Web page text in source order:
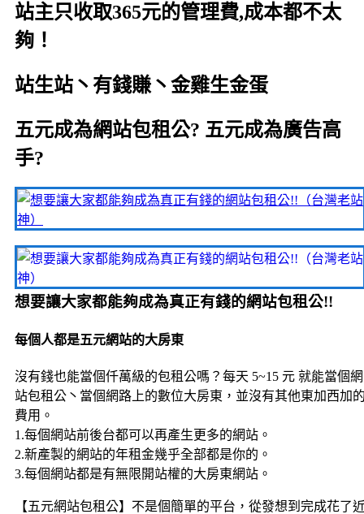
站主只收取365元的管理費,成本都不太
夠！
站生站丶有錢賺丶金雞生金蛋
五元成為網站包租公? 五元成為廣告高
手?
想要讓大家都能夠成為真正有錢的網站包租公!!
每個人都是五元網站的大房東
沒有錢也能當個仟萬級的包租公嗎？每天 5~15 元 就能當個網
站包租公丶當個網路上的數位大房東，並沒有其他東加西加
費用。
1.每個網站前後台都可以再產生更多的網站。
2.新產製的網站的年租金幾乎全部都是你的。
3.每個網站都是有無限開站權的大房東網站。
【五元網站包租公】不是個簡單的平台，從發想到完成花了